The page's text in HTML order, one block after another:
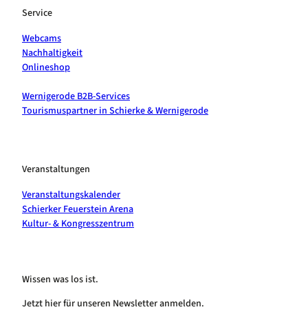
Service
Webcams
Nachhaltigkeit
Onlineshop
Wernigerode B2B-Services
Tourismuspartner in Schierke & Wernigerode
Veranstaltungen
Veranstaltungskalender
Schierker Feuerstein Arena
Kultur- & Kongresszentrum
Wissen was los ist.
Jetzt hier für unseren Newsletter anmelden.